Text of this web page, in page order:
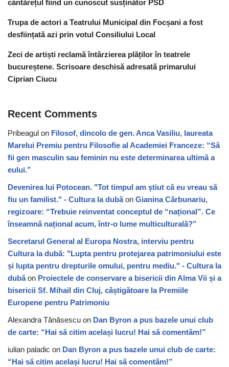
cântărețul fiind un cunoscut susținător PSD
Trupa de actori a Teatrului Municipal din Focșani a fost
desființată azi prin votul Consiliului Local
Zeci de artiști reclamă întârzierea plăților în teatrele
bucureștene. Scrisoare deschisă adresată primarului
Ciprian Ciucu
Recent Comments
Pribeagul on Filosof, dincolo de gen. Anca Vasiliu, laureata
Marelui Premiu pentru Filosofie al Academiei Franceze: “Să
fii gen masculin sau feminin nu este determinarea ultimă a
eului.”
Devenirea lui Potocean. "Tot timpul am știut că eu vreau să
fiu un familist." - Cultura la dubăon Gianina Cărbunariu,
regizoare: “Trebuie reinventat conceptul de “național”. Ce
înseamnă național acum, într-o lume multiculturală?”
Secretarul General al Europa Nostra, interviu pentru
Cultura la dubă: "Lupta pentru protejarea patrimoniului este
și lupta pentru drepturile omului, pentru mediu." - Cultura la
dubăon Proiectele de conservare a bisericii din Alma Vii și a
bisericii Sf. Mihail din Cluj, câștigătoare la Premiile
Europene pentru Patrimoniu
Alexandra Tănăsescu on Dan Byron a pus bazele unui club
de carte: “Hai să citim același lucru! Hai să comentăm!”
iulian paladic on Dan Byron a pus bazele unui club de carte:
“Hai să citim același lucru! Hai să comentăm!”